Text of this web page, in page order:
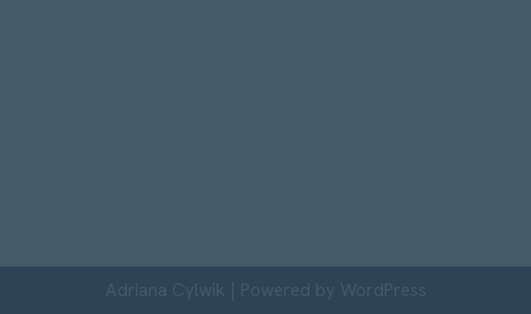
Adriana Cylwik | Powered by WordPress